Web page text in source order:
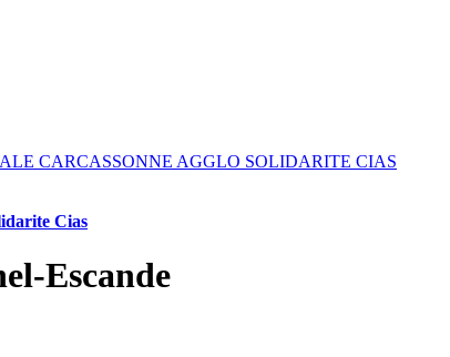
CARCASSONNE AGGLO SOLIDARITE CIAS
Cias
Escande